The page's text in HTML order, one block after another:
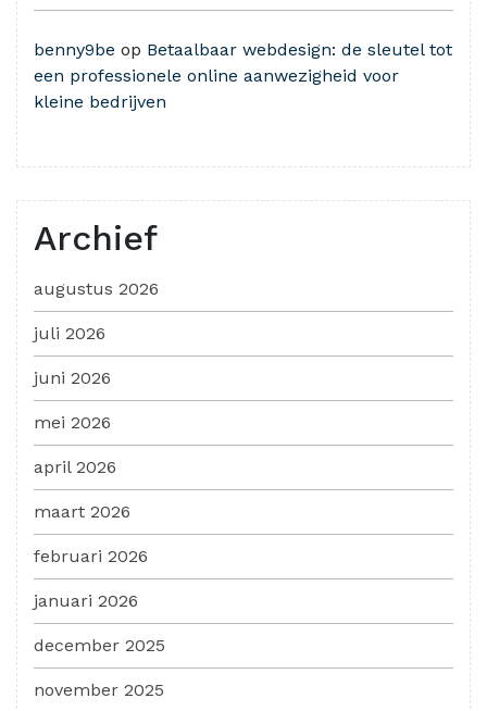
benny9be op Betaalbaar webdesign: de sleutel tot
een professionele online aanwezigheid voor
kleine bedrijven
Archief
augustus 2026
juli 2026
juni 2026
mei 2026
april 2026
maart 2026
februari 2026
januari 2026
december 2025
november 2025